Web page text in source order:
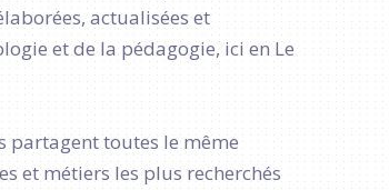
actualisées et
et de la pédagogie, ici en Le
partagent toutes le même
et métiers les plus recherchés